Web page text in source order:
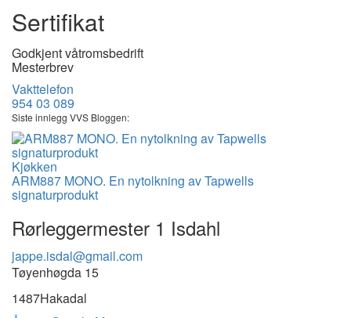
Sertifikat
Godkjent våtromsbedrift
Mesterbrev
Vakttelefon
954 03 089
Siste innlegg VVS Bloggen:
Kjøkken
ARM887 MONO. En nytolkning av Tapwells
signaturprodukt
Rørleggermester 1 Isdahl
jappe.isdal@gmail.com
Tøyenhøgda 15
1487Hakadal